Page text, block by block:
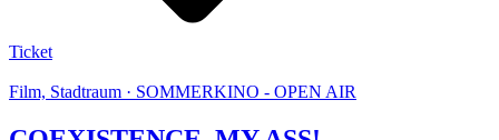
Ticket
Film, Stadtraum · SOMMERKINO - OPEN AIR